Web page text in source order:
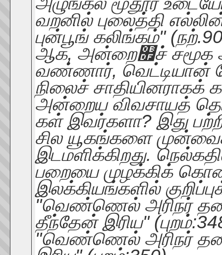
வறனில் புலைத்தி
புன்பூங் கலிங்கம்"
ஆக, அன்றை௟ச் சமூக
வண்ணார், வெட்டியான்
நிலைச்
அன்றைய விவசாயத்
கள் இவர்களா? இது பற்றி
சில யூகங்களை
இடமளிக்கிறது.
பறையை முழக்கிக்
இலக்கியங்களில்
"வெண்ணெல் அரிநர்
தீந்தேன் இரிய"
"வெண்ணெல் அரிநர்